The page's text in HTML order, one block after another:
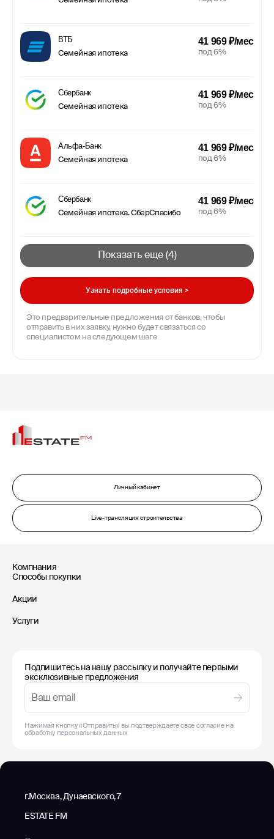
ВТБ
Семейная ипотека
41 969 ₽/мес
под 6%
Сбербанк
Семейная ипотека
41 969 ₽/мес
под 6%
Альфа-Банк
Семейная ипотека
41 969 ₽/мес
под 6%
Сбербанк
Семейная ипотека. СберСпасибо
41 969 ₽/мес
под 6%
Показать еще (4)
Узнать подробные условия >
Это предварительные предложения от банков, чтобы
отправить в них заявку, нужно будет связаться со
специалистом на следующем шаге
Личный кабинет
Live-трансляция строительства
Компнания
Способы покупки
Акции
Услуги
Подпишитесь на нашу рассылку и получайте первыми
эксклюзивные предложения
Нажимая кнопку «Отправить» вы подтверждаете свое согласие на
обработку персональных данных
г.Москва, Дунаевского, 7
ESTATE FM